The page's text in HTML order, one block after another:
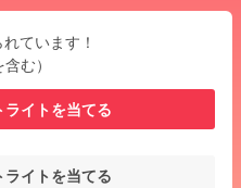
ています！
む）
イトを当てる
イトを当てる